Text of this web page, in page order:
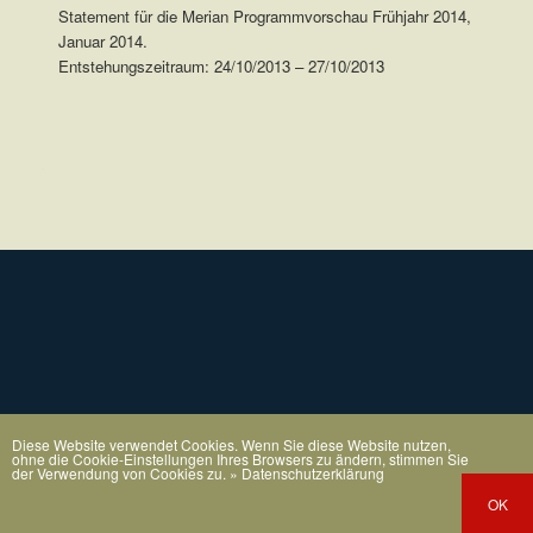
Statement für die Merian Programmvorschau Frühjahr 2014,
Januar 2014.
Entstehungszeitraum: 24/10/2013 – 27/10/2013
Diese Website verwendet Cookies. Wenn Sie diese Website nutzen,
ohne die Cookie-Einstellungen Ihres Browsers zu ändern, stimmen Sie
der Verwendung von Cookies zu. » Datenschutzerklärung
OK